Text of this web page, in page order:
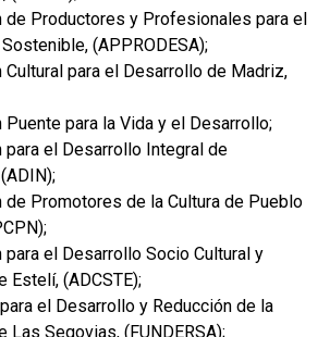
de Productores y Profesionales para el
(APPRODESA);
Cultural para el Desarrollo de Madriz,
para la Vida y el Desarrollo;
para el Desarrollo Integral de
de Promotores de la Cultura de Pueblo
para el Desarrollo Socio Cultural y
Estelí, (ADCSTE);
el Desarrollo y Reducción de la
Las Segovias, (FUNDERSA);